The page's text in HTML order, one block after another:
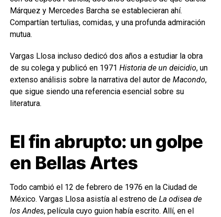
Márquez y Mercedes Barcha se establecieran ahí.
Compartían tertulias, comidas, y una profunda admiración
mutua.
Vargas Llosa incluso dedicó dos años a estudiar la obra
de su colega y publicó en 1971 Historia de un deicidio, un
extenso análisis sobre la narrativa del autor de Macondo,
que sigue siendo una referencia esencial sobre su
literatura.
El fin abrupto: un golpe
en Bellas Artes
Todo cambió el 12 de febrero de 1976 en la Ciudad de
México. Vargas Llosa asistía al estreno de La odisea de
los Andes, película cuyo guion había escrito. Allí, en el